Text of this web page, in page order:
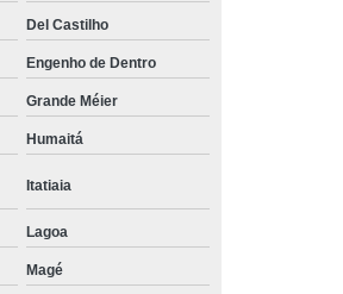
para Monitor para Noc
Monitor Pneumático
Del Castilho
Engenho de Dentro
Grande Méier
Humaitá
Itatiaia
Lagoa
Magé